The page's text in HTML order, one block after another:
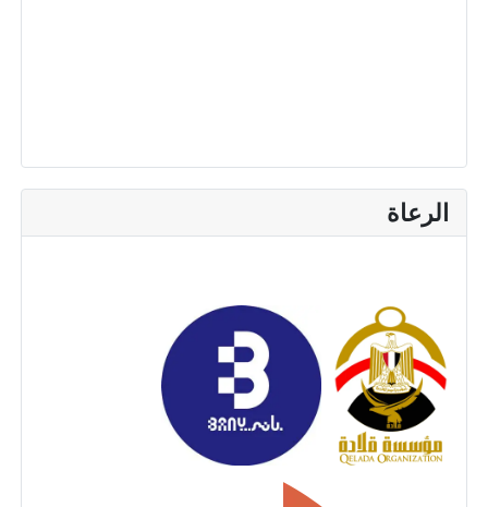
الرعاة